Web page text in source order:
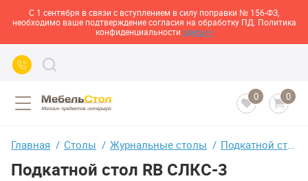
С 1 сентября в связи с вступлением в силу поправки № 156-ФЗ,
необходимо ваше подтверждение согласия на обработку ПД. Политика
конфиденциальности здесь>>
0 0
Главная Столы Журнальные столы Подкатной стол RB СЛКС-3
Подкатной стол RB СЛКС-3